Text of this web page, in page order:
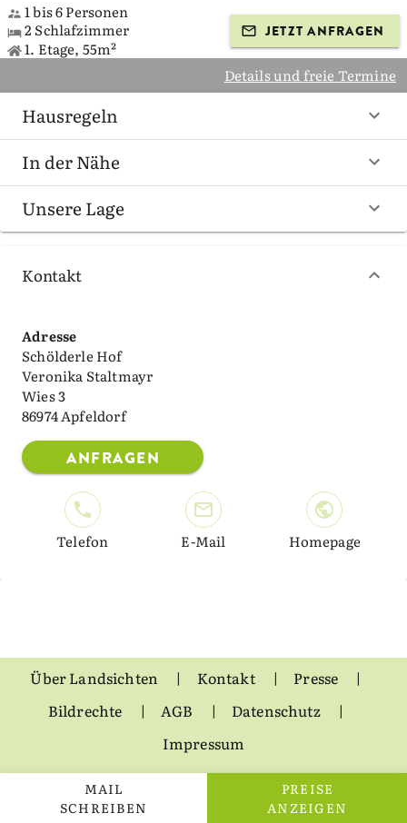
MAIL
SCHREIBEN
PREISE
ANZEIGEN
1 bis 6 Personen
2 Schlafzimmer
1. Etage, 55m²
JETZT ANFRAGEN
Details und freie Termine
Hausregeln
In der Nähe
Unsere Lage
Kontakt
Adresse
Schölderle Hof
Veronika Staltmayr
Wies 3
86974 Apfeldorf
ANFRAGEN
Telefon E-Mail Homepage
Über Landsichten Kontakt
Presse
Bildrechte
AGB
Datenschutz
Impressum